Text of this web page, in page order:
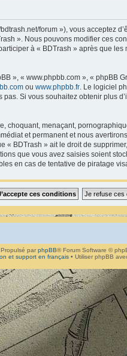
forum »), vous acceptez
». Nous pouvons modifier ces
à « BDTrash » après que
», « www.phpbb.com », «
ou www.phpbb.fr . Le logiciel
Si vous souhaitez obtenir plus
menaçant,
et permanent et nous
BDTrash » ait le droit de
que vous avez saisies soient
en cas de tentative de piratage
Propulsé par phpBB® Forum Software ©
et support en français • Utiliser phpBB